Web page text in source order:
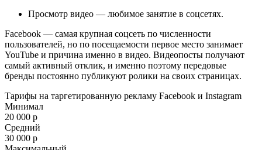
Просмотр видео — любимое занятие в соцсетях.
Facebook — самая крупная соцсеть по численности
пользователей, но по посещаемости первое место занимает
YouTube и причина именно в видео. Видеопосты получают
самый активный отклик, и именно поэтому передовые
бренды постоянно публикуют ролики на своих страницах.
Тарифы на таргетированную рекламу Facebook и Instagram
Минимал
20 000 р
Средний
30 000 р